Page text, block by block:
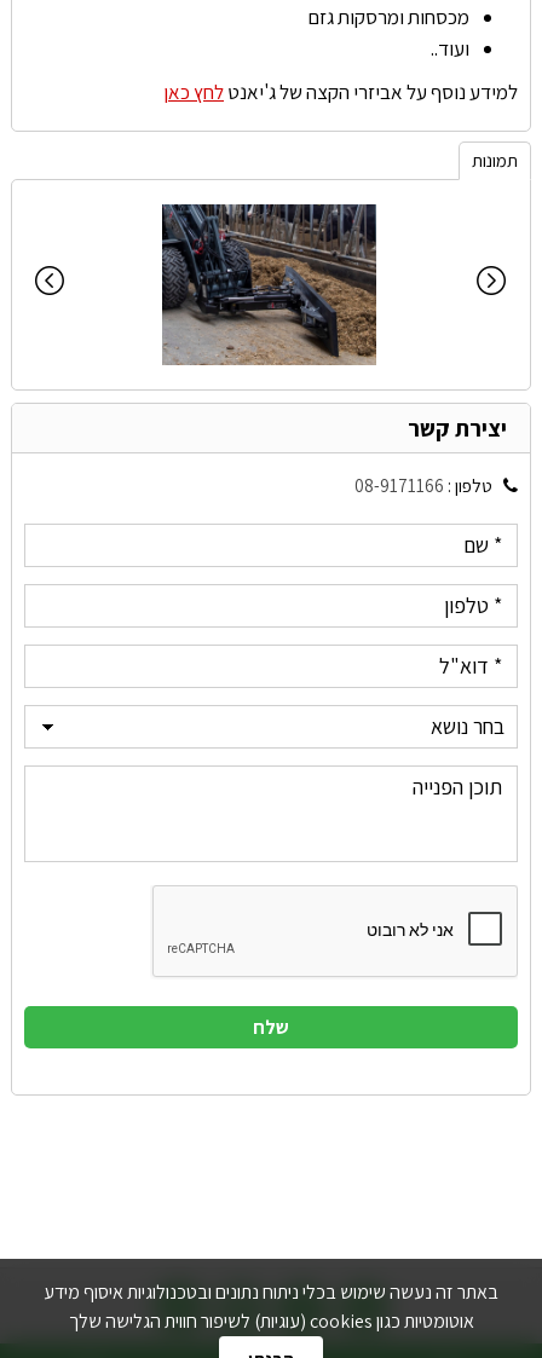
באתר זה נעשה שימוש בכלי ניתוח נתונים ובטכנולוגיות איסוף מידע
אוטומטיות כגון cookies (עוגיות) לשיפור חווית הגלישה שלך
מכסחות ומרסקות גזם
ועוד..
למידע נוסף על אביזרי הקצה של ג'יאנטלחץ כאן
תמונות
יצירת קשר
טלפון : 08-9171166


